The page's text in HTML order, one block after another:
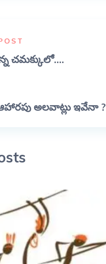
చమక్కులో....
అలవాట్లు ఇవేనా ?